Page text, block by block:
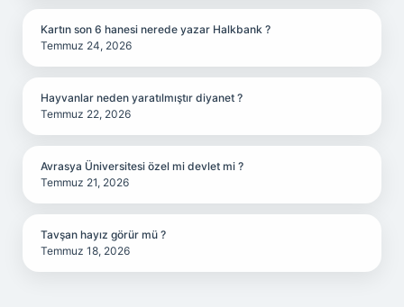
Kartın son 6 hanesi nerede yazar Halkbank ?
Temmuz 24, 2026
Hayvanlar neden yaratılmıştır diyanet ?
Temmuz 22, 2026
Avrasya Üniversitesi özel mi devlet mi ?
Temmuz 21, 2026
Tavşan hayız görür mü ?
Temmuz 18, 2026